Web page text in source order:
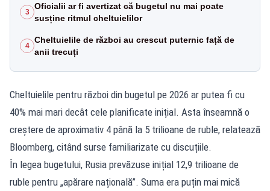
3
Oficialii ar fi avertizat că bugetul nu mai poate
susține ritmul cheltuielilor
4
Cheltuielile de război au crescut puternic față de
anii trecuți
Cheltuielile pentru război din bugetul pe 2026 ar putea fi cu
40% mai mari decât cele planificate inițial. Asta înseamnă o
creștere de aproximativ 4 până la 5 trilioane de ruble, relatează
Bloomberg, citând surse familiarizate cu discuțiile.
În legea bugetului, Rusia prevăzuse inițial 12,9 trilioane de
ruble pentru „apărare națională”. Suma era puțin mai mică